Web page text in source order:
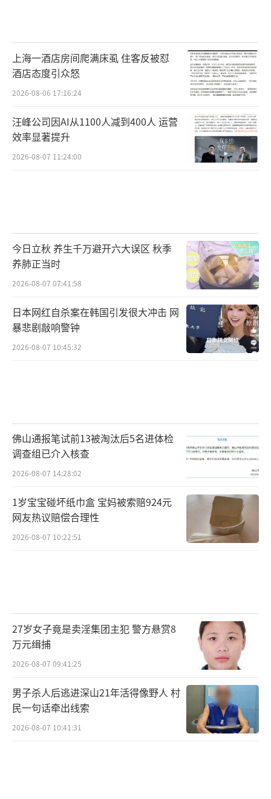
上海一酒店房间爬满床虱 住客反被怼
酒店态度引众怒
2026-08-06 17:16:24
汪峰公司因AI从1100人减到400人 运营
效率显著提升
2026-08-07 11:24:00
今日立秋 养生千万避开六大误区 秋季
养肺正当时
2026-08-07 07:41:58
日本网红自杀案在韩国引发很大冲击 网
暴悲剧敲响警钟
2026-08-07 10:45:32
佛山通报笔试前13被淘汰后5名进体检
调查组已介入核查
2026-08-07 14:28:02
1岁宝宝碰坏纸巾盒 宝妈被索赔924元
网友热议赔偿合理性
2026-08-07 10:22:51
27岁女子竟是卖淫集团主犯 警方悬赏8
万元缉捕
2026-08-07 09:41:25
男子杀人后逃进深山21年活得像野人 村
民一句话牵出线索
2026-08-07 10:41:31